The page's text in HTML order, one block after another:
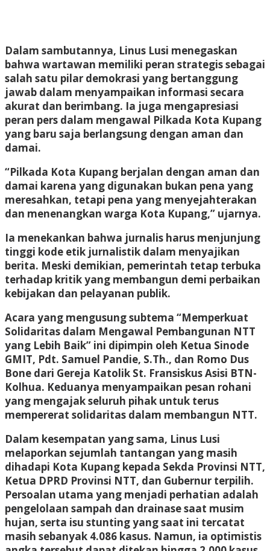
Dalam sambutannya, Linus Lusi menegaskan
bahwa wartawan memiliki peran strategis sebagai
salah satu pilar demokrasi yang bertanggung
jawab dalam menyampaikan informasi secara
akurat dan berimbang. Ia juga mengapresiasi
peran pers dalam mengawal Pilkada Kota Kupang
yang baru saja berlangsung dengan aman dan
damai.
“Pilkada Kota Kupang berjalan dengan aman dan
damai karena yang digunakan bukan pena yang
meresahkan, tetapi pena yang menyejahterakan
dan menenangkan warga Kota Kupang,” ujarnya.
Ia menekankan bahwa jurnalis harus menjunjung
tinggi kode etik jurnalistik dalam menyajikan
berita. Meski demikian, pemerintah tetap terbuka
terhadap kritik yang membangun demi perbaikan
kebijakan dan pelayanan publik.
Acara yang mengusung subtema “Memperkuat
Solidaritas dalam Mengawal Pembangunan NTT
yang Lebih Baik” ini dipimpin oleh Ketua Sinode
GMIT, Pdt. Samuel Pandie, S.Th., dan Romo Dus
Bone dari Gereja Katolik St. Fransiskus Asisi BTN-
Kolhua. Keduanya menyampaikan pesan rohani
yang mengajak seluruh pihak untuk terus
mempererat solidaritas dalam membangun NTT.
Dalam kesempatan yang sama, Linus Lusi
melaporkan sejumlah tantangan yang masih
dihadapi Kota Kupang kepada Sekda Provinsi NTT,
Ketua DPRD Provinsi NTT, dan Gubernur terpilih.
Persoalan utama yang menjadi perhatian adalah
pengelolaan sampah dan drainase saat musim
hujan, serta isu stunting yang saat ini tercatat
masih sebanyak 4.086 kasus. Namun, ia optimistis